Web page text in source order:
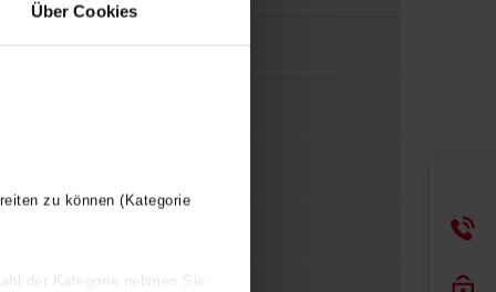
Über Cookies
zu können (Kategorie
der Kategorie nehmen Sie
S039